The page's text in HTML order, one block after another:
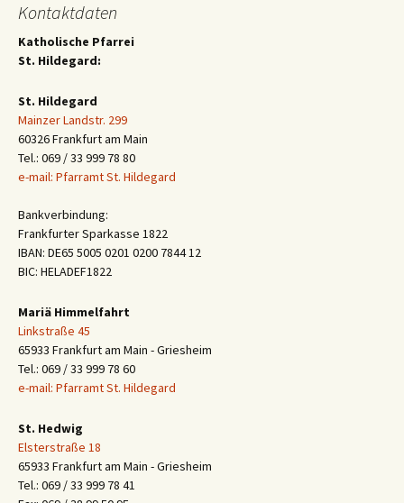
Kontaktdaten
Katholische Pfarrei
St. Hildegard:
St. Hildegard
Mainzer Landstr. 299
60326 Frankfurt am Main
Tel.: 069 / 33 999 78 80
e-mail: Pfarramt St. Hildegard
Bankverbindung:
Frankfurter Sparkasse 1822
IBAN: DE65 5005 0201 0200 7844 12
BIC: HELADEF1822
Mariä Himmelfahrt
Linkstraße 45
65933 Frankfurt am Main - Griesheim
Tel.: 069 / 33 999 78 60
e-mail: Pfarramt St. Hildegard
St. Hedwig
Elsterstraße 18
65933 Frankfurt am Main - Griesheim
Tel.: 069 / 33 999 78 41